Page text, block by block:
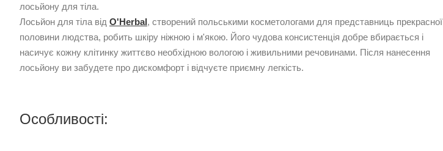
лосьйону для тіла.
Лосьйон для тіла від O'Herbal, створений польськими косметологами для представниць прекрасної
половини людства, робить шкіру ніжною і м'якою. Його чудова консистенція добре вбирається і
насичує кожну клітинку життєво необхідною вологою і живильними речовинами. Після нанесення
лосьйону ви забудете про дискомфорт і відчуєте приємну легкість.
Особливості: